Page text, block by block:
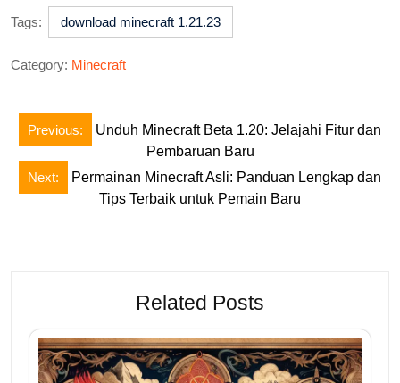
Tags: download minecraft 1.21.23
Category: Minecraft
Post
navigation
Previous:
Unduh Minecraft Beta 1.20: Jelajahi Fitur dan
Pembaruan Baru
Next:
Permainan Minecraft Asli: Panduan Lengkap dan
Tips Terbaik untuk Pemain Baru
Related Posts